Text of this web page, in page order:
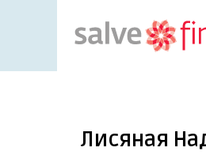
Лисяная